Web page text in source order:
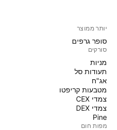
יותר ממוצר
סופר גרפים
סורקים
מניות‏
תעודות סל
אג"ח
מטבעות קריפטו
צמדי CEX
צמדי DEX
Pine
מפות חום